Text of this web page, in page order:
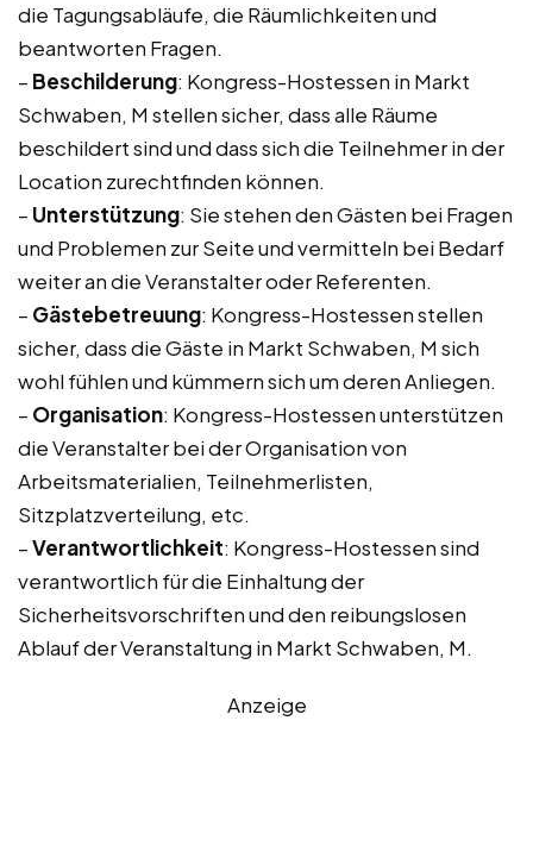
die Tagungsabläufe, die Räumlichkeiten und
beantworten Fragen.
– Beschilderung: Kongress-Hostessen in Markt
Schwaben, M stellen sicher, dass alle Räume
beschildert sind und dass sich die Teilnehmer in der
Location zurechtfinden können.
– Unterstützung: Sie stehen den Gästen bei Fragen
und Problemen zur Seite und vermitteln bei Bedarf
weiter an die Veranstalter oder Referenten.
– Gästebetreuung: Kongress-Hostessen stellen
sicher, dass die Gäste in Markt Schwaben, M sich
wohl fühlen und kümmern sich um deren Anliegen.
– Organisation: Kongress-Hostessen unterstützen
die Veranstalter bei der Organisation von
Arbeitsmaterialien, Teilnehmerlisten,
Sitzplatzverteilung, etc.
–Verantwortlichkeit: Kongress-Hostessen sind
verantwortlich für die Einhaltung der
Sicherheitsvorschriften und den reibungslosen
Ablauf der Veranstaltung in Markt Schwaben, M.
Anzeige